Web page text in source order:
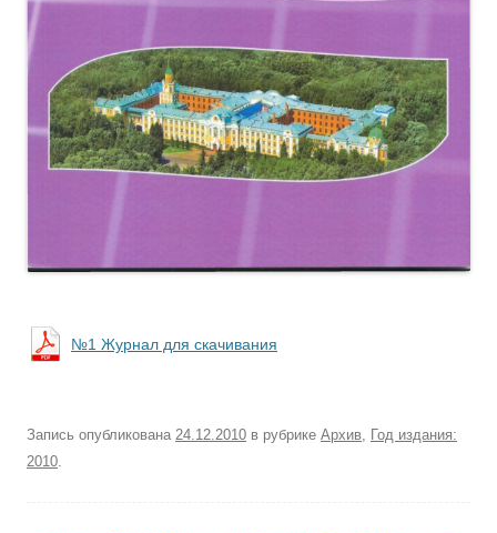
№1 Журнал для скачивания
Запись опубликована 24.12.2010 в рубрике Архив Год издания:
2010